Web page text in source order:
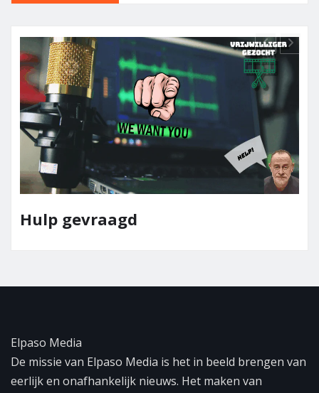
Hulp gevraagd
Elpaso Media
De missie van Elpaso Media is het in beeld brengen van
eerlijk en onafhankelijk nieuws. Het maken van